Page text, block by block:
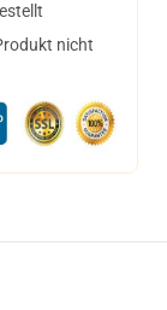
nicht